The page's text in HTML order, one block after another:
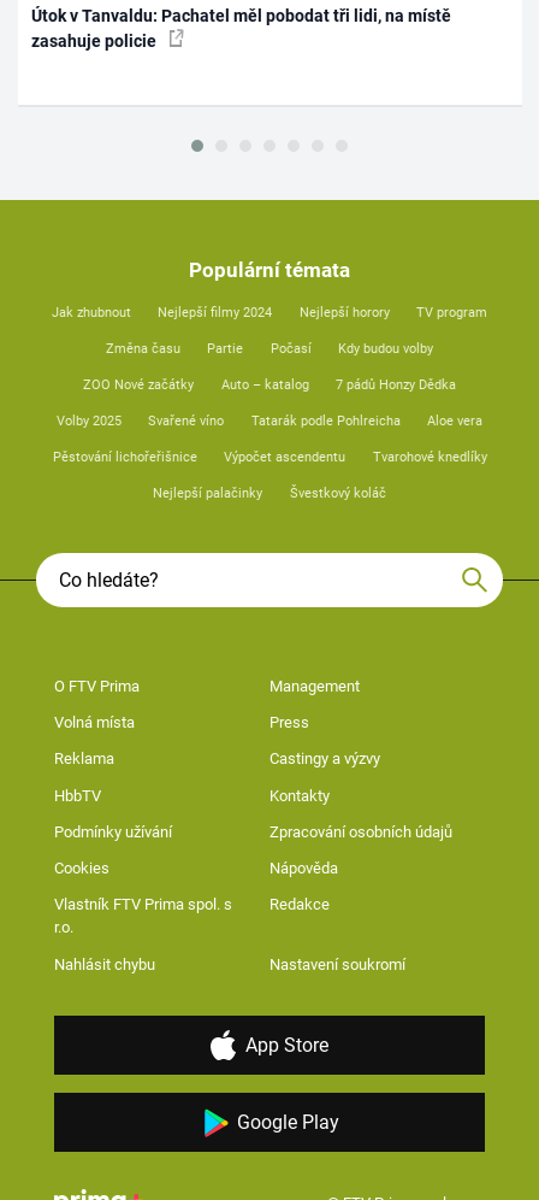
Útok v Tanvaldu: Pachatel měl pobodat tři lidi, na místě
zasahuje policie
Populární témata
Jak zhubnout Nejlepší filmy 2024 Nejlepší horory TV program
Změna času Partie Počasí Kdy budou volby
ZOO Nové začátky Auto – katalog 7 pádů Honzy Dědka
Volby 2025 Svařené víno Tatarák podle Pohlreicha Aloe vera
Pěstování lichořeřišnice Výpočet ascendentu Tvarohové knedlíky
Nejlepší palačinky Švestkový koláč
O FTV Prima Management
Volná místa Press
Reklama Castingy a výzvy
HbbTV Kontakty
Podmínky užívání Zpracování osobních údajů
Cookies Nápověda
Vlastník FTV Prima spol. s
r.o.
Redakce
Nahlásit chybu Nastavení soukromí
App Store
Google Play